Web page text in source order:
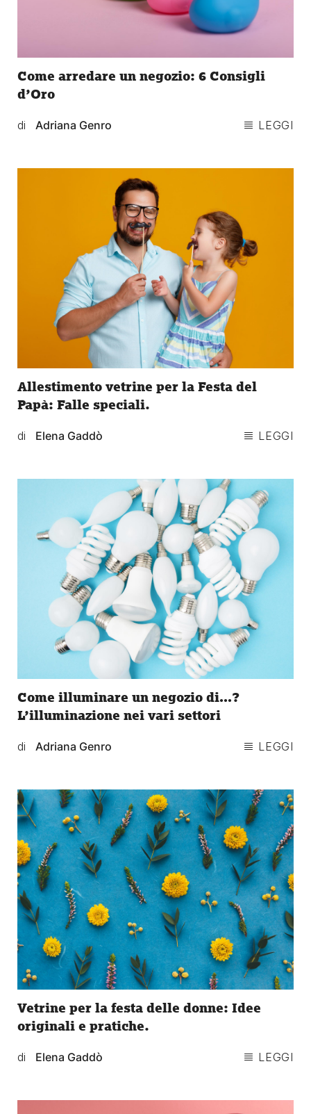
Come arredare un negozio: 6 Consigli
d’Oro
di Adriana Genro LEGGI
Allestimento vetrine per la Festa del
Papà: Falle speciali.
di Elena Gaddò LEGGI
Come illuminare un negozio di…?
L’illuminazione nei vari settori
di Adriana Genro LEGGI
Vetrine per la festa delle donne: Idee
originali e pratiche.
di Elena Gaddò LEGGI